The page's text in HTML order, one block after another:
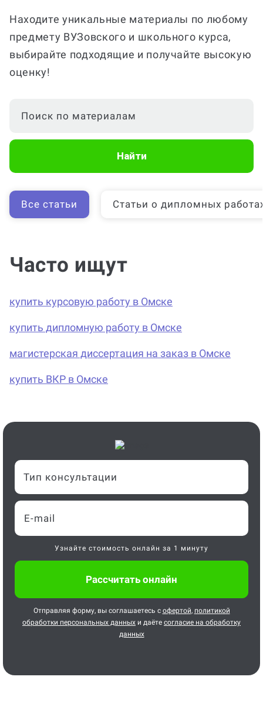
Находите уникальные материалы по любому
предмету ВУЗовского и школьного курса,
выбирайте подходящие и получайте высокую
оценку!
Найти
Все статьи Статьи о дипломных
Часто ищут
купить курсовую работу в Омске
купить дипломную работу в Омске
магистерская диссертация на заказ в Омске
купить ВКР в Омске
Тип консультации
Узнайте стоимость онлайн за 1 минуту
Отправляя форму, вы соглашаетесь с офертой, политикой
обработки персональных данных и даёте согласие на обработку
данных